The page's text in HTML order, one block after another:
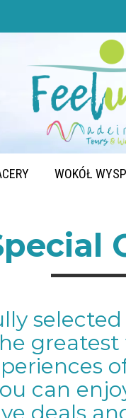
WOKÓŁ
can
deals